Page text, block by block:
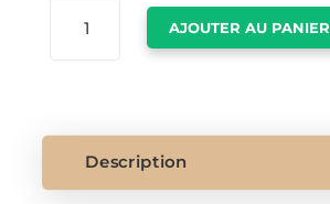
AJOUTER AU PANIER
Description